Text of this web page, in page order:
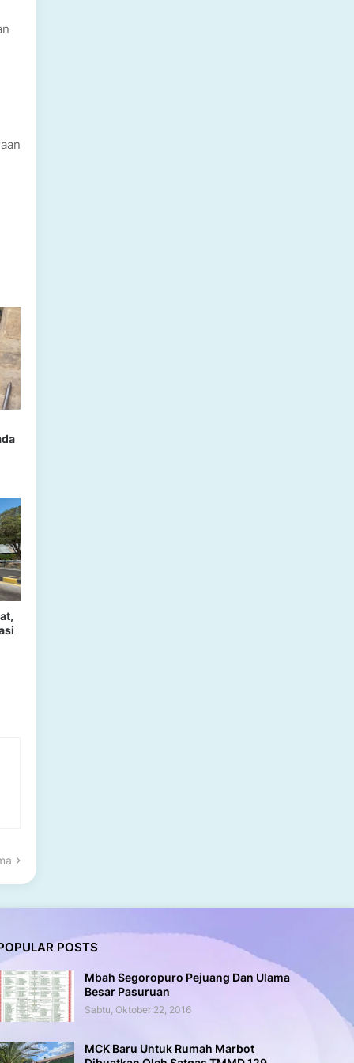
POSTS
Mbah Segoropuro Pejuang Dan Ulama
Besar Pasuruan
Sabtu, Oktober 22, 2016
MCK Baru Untuk Rumah Marbot